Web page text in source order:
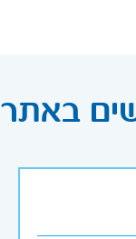
באתר